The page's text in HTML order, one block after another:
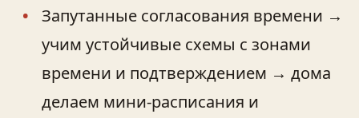
Запутанные согласования времени →
учим устойчивые схемы с зонами
времени и подтверждением → дома
делаем мини-расписания и